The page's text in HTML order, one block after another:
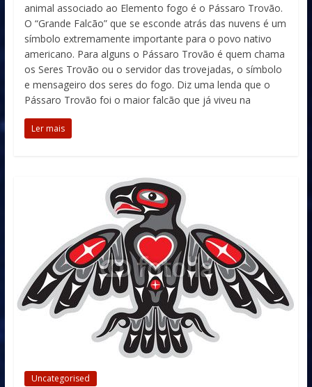
animal associado ao Elemento fogo é o Pássaro Trovão.
O “Grande Falcão” que se esconde atrás das nuvens é um
símbolo extremamente importante para o povo nativo
americano. Para alguns o Pássaro Trovão é quem chama
os Seres Trovão ou o servidor das trovejadas, o símbolo
e mensageiro dos seres do fogo. Diz uma lenda que o
Pássaro Trovão foi o maior falcão que já viveu na
Ler mais
Uncategorised